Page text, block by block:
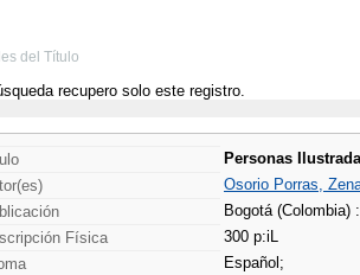
del Título
recupero solo este registro.
Personas
Osorio Porras,
Bogotá
Física
300 p:iL
Español;